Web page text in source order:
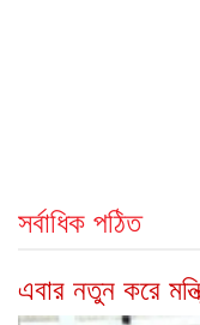
সর্বাধিক পঠিত
এবার নতুন করে